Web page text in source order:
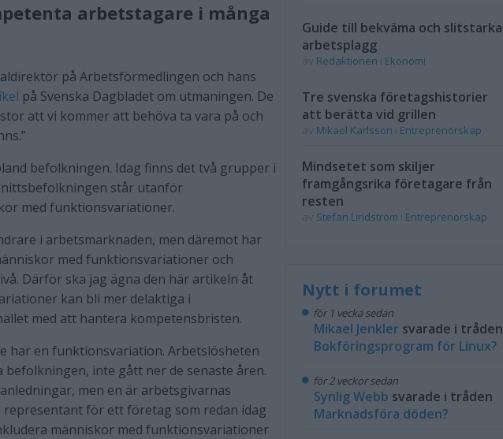
arbetstagare i många
på Arbetsförmedlingen och hans
på Svenska Dagbladet om utmaningen. De
att vi kommer att behöva ta vara på och
befolkningen. Idag finns det två grupper i
står utanför
med funktionsvariationer.
i arbetsmarknaden, men däremot har
med funktionsvariationer och
Därför ska jag ägna den här artikeln åt
kan bli mer delaktiga i
med att hantera kompetensbristen.
har en funktionsvariation. Arbetslösheten
befolkningen, inte gått ner de senaste åren.
men en är arbetsgivarnas
för ett företag som redan idag
människor med funktionsvariationer
Guide till bekväma och slitstarka
arbetsplagg
Redaktionen Ekonomi
Tre svenska företagshistorier
att berätta vid grillen
Mikael Karlsson Entreprenörskap
Mindsetet som skiljer
framgångsrika företagare från
resten
Stefan Lindstrom Entreprenörskap
Nytt i forumet
för 1 vecka sedan
Mikael Jenkler svarade i tråden
Bokföringsprogram för Linux?
för 2 veckor sedan
Synlig Webb svarade i tråden
Marknadsföra döden?